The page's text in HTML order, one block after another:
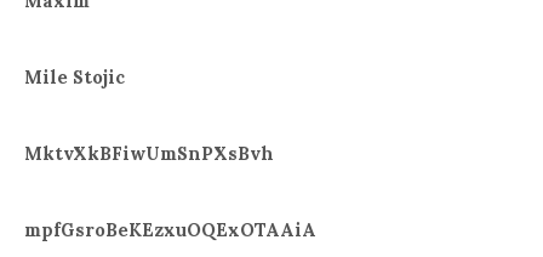
Mile Stojic
MktvXkBFiwUmSnPXsBvh
mpfGsroBeKEzxuOQExOTAAiA